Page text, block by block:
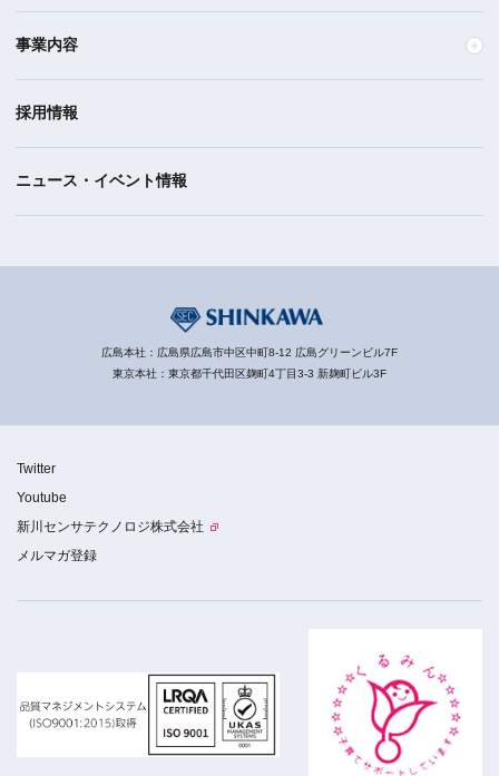
事業内容
採用情報
ニュース・イベント情報
広島本社：広島県広島市中区中町8-12 広島グリーンビル7F
東京本社：東京都千代田区麹町4丁目3-3 新麹町ビル3F
Twitter
Youtube
新川センサテクノロジ株式会社
メルマガ登録